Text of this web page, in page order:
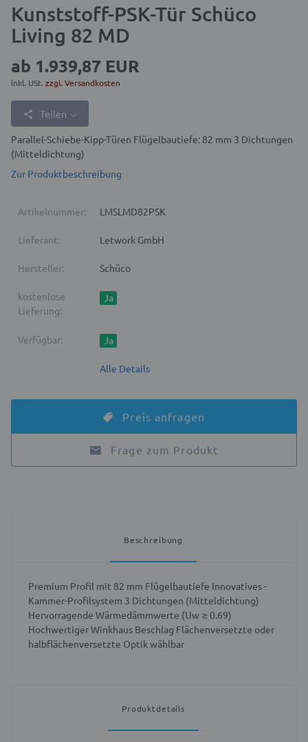
Kunststoff-PSK-Tür Schüco
Living 82 MD
ab 1.939,87 EUR
inkl. USt. zzgl. Versandkosten
Teilen
Parallel-Schiebe-Kipp-Türen Flügelbautiefe: 82 mm 3 Dichtungen
(Mitteldichtung)
Zur Produktbeschreibung
Artikelnummer: LMSLMD82PSK
Lieferant: Letwork GmbH
Hersteller: Schüco
kostenlose
Lieferung:
Ja
Verfügbar: Ja
Alle Details
Preis anfragen
Frage zum Produkt
Beschreibung
Premium Profil mit 82 mm Flügelbautiefe Innovatives -
Kammer-Profilsystem 3 Dichtungen (Mitteldichtung)
Hervorragende Wärmedämmwerte (Uw ≥ 0.69)
Hochwertiger Winkhaus Beschlag Flächenversetzte oder
halbflächenversetzte Optik wählbar
Produktdetails